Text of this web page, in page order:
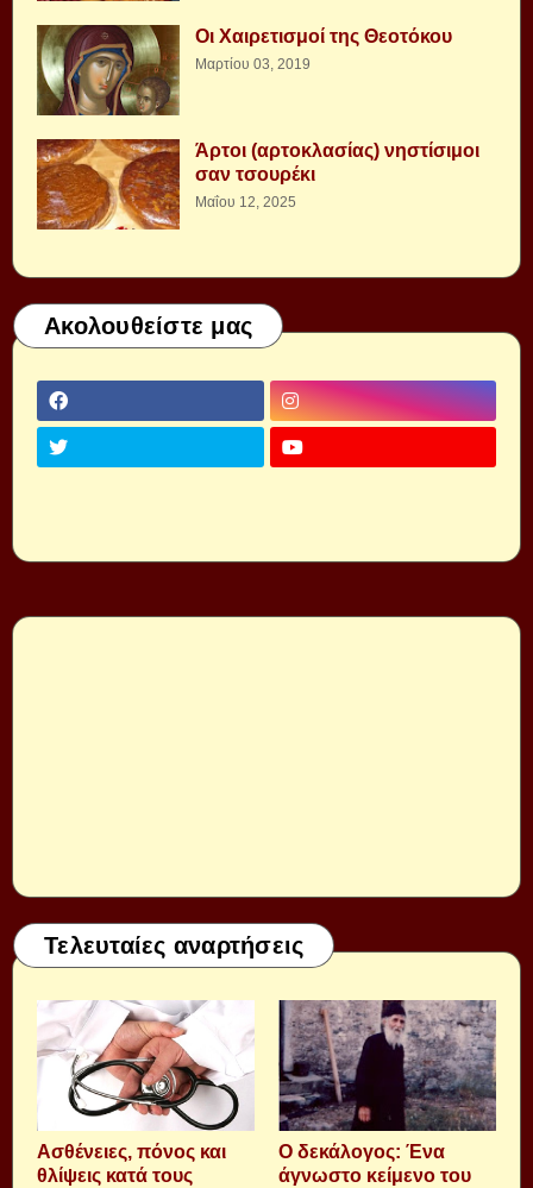
Οι Χαιρετισμοί της Θεοτόκου
Μαρτίου 03, 2019
Άρτοι (αρτοκλασίας) νηστίσιμοι
σαν τσουρέκι
Μαΐου 12, 2025
Ακολουθείστε μας
Τελευταίες αναρτήσεις
Aσθένειες, πόνος και
θλίψεις κατά τους
Ο δεκάλογος: Ένα
άγνωστο κείμενο του